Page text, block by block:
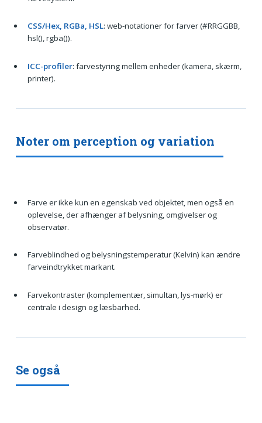
CSS/Hex, RGBa, HSL: web-notationer for farver (#RRGGBB,
hsl(), rgba()).
ICC-profiler: farvestyring mellem enheder (kamera, skærm,
printer).
Noter om perception og variation
Farve er ikke kun en egenskab ved objektet, men også en
oplevelse, der afhænger af belysning, omgivelser og
observatør.
Farveblindhed og belysningstemperatur (Kelvin) kan ændre
farveindtrykket markant.
Farvekontraster (komplementær, simultan, lys-mørk) er
centrale i design og læsbarhed.
Se også